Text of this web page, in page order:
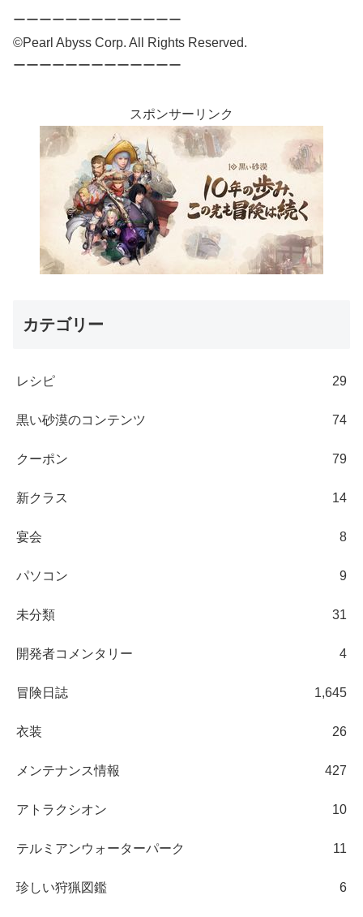
ーーーーーーーーーーーーー
©Pearl Abyss Corp. All Rights Reserved.
ーーーーーーーーーーーーー
スポンサーリンク
カテゴリー
レシピ 29
黒い砂漠のコンテンツ 74
クーポン 79
新クラス 14
宴会 8
パソコン 9
未分類 31
開発者コメンタリー 4
冒険日誌 1,645
衣装 26
メンテナンス情報 427
アトラクシオン 10
テルミアンウォーターパーク 11
珍しい狩猟図鑑 6